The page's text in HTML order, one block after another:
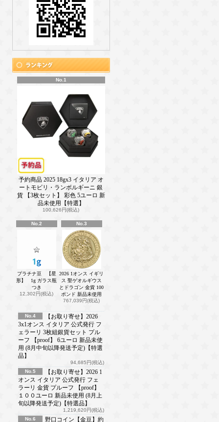
No.1
予約商品 2025 18gx3 イタリア オ
ートモビリ・ランボルギーニ 銀
貨 【3枚セット】 彩色 5ユーロ 新
品未使用【特選】
100,626円(税込)
No.2
プラチナ豆 【星
形】 1g ガラス瓶
つき
12,302円(税込)
No.3
2026 1オンス イギリ
ス 聖ゲオルギウス
とドラゴン 金貨 100
ポンド 新品未使用
767,039円(税込)
No.4
【お取り寄せ】2026
3x1オンス イタリア 公式発行 フ
ェラーリ 3枚組銀貨セット プル
ーフ 【proof】 6ユーロ 新品未使
用 (8月中旬以降発送予定)【特選
品】
94,685円(税込)
No.5
【お取り寄せ】2026 1
オンス イタリア 公式発行 フェ
ラーリ 金貨 プルーフ 【proof】
１００ユーロ 新品未使用 (8月上
旬以降発送予定)【特選品】
1,219,620円(税込)
No.6
野口コイン【金豆】約